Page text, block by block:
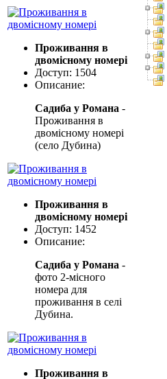
Проживання в
двомісному номері
Доступ: 1504
Описание:
Садиба у Романа -
Проживання в
двомісному номері
(село Дубина)
Проживання в
двомісному номері
Доступ: 1452
Описание:
Садиба у Романа -
фото 2-місного
номера для
проживання в селі
Дубина.
Проживання в